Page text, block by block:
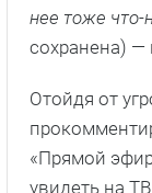
нее тоже что-
сохранена) —
Отойдя от
«Прямой
увидеть на ТВ.